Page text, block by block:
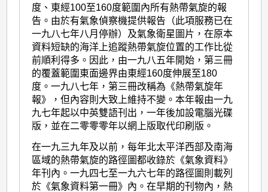
度、東經100至160度範圍內所有熱帶氣旋的報
告。由於有氣象偵察機提供報告（此項服務已在
一九八七年八月停辦）及氣象衛星圖片，在原本
資料短缺的海洋上追蹤熱帶氣旋位置的工作比從
前順利得多。因此，由一九八五年開始，第三冊
的覆蓋範圍東面邊界由東經160度伸展至180
度。一九八七年，第三冊改稱為《熱帶氣旋年
報》，但內容則大致上維持不變。本年報由一九
九七年起以中英雙語刊出，一年後加設電腦光碟
版，並在二零零零年以網上版取代印刷版。
在一九三九年及以前，每年北太平洋西部及南海
區域的熱帶氣旋的路徑圖都收錄於《氣象資料》
年刊內。一九四七至一九六七年的路徑圖則載列
於《氣象資料第一冊》內。在早期的刊物內，熱